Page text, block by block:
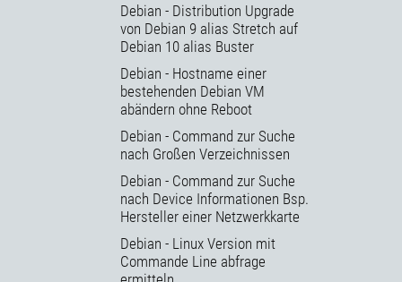
Debian - Distribution Upgrade
von Debian 9 alias Stretch auf
Debian 10 alias Buster
Debian - Hostname einer
bestehenden Debian VM
abändern ohne Reboot
Debian - Command zur Suche
nach Großen Verzeichnissen
Debian - Command zur Suche
nach Device Informationen Bsp.
Hersteller einer Netzwerkkarte
Debian - Linux Version mit
Commande Line abfrage